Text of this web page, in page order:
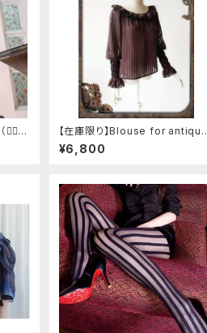
❁⃘5
【在庫限り】Blouse for antique
automaton
¥6,800